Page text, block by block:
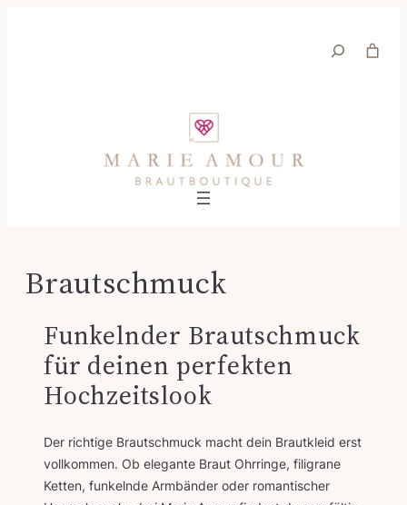
Suche
Brautschmuck
Funkelnder Brautschmuck
für deinen perfekten
Hochzeitslook
Der richtige Brautschmuck macht dein Brautkleid erst
vollkommen. Ob elegante Braut Ohrringe, filigrane
Ketten, funkelnde Armbänder oder romantischer